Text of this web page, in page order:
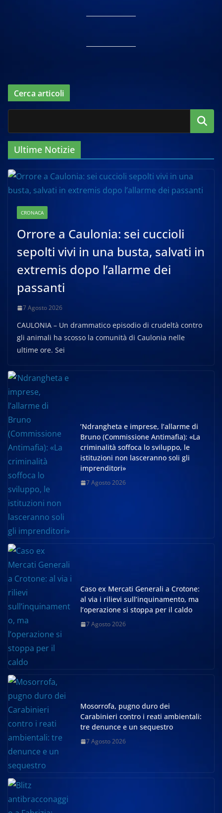
Cerca articoli
Cerca
Ultime Notizie
CRONACA
Orrore a Caulonia: sei cuccioli
sepolti vivi in una busta, salvati in
extremis dopo l’allarme dei
passanti
7 Agosto 2026
CAULONIA – Un drammatico episodio di crudeltà contro
gli animali ha scosso la comunità di Caulonia nelle
ultime ore. Sei
’Ndrangheta e imprese, l’allarme di
Bruno (Commissione Antimafia): «La
criminalità soffoca lo sviluppo, le
istituzioni non lasceranno soli gli
imprenditori»
7 Agosto 2026
Caso ex Mercati Generali a Crotone:
al via i rilievi sull’inquinamento, ma
l’operazione si stoppa per il caldo
7 Agosto 2026
Mosorrofa, pugno duro dei
Carabinieri contro i reati ambientali:
tre denunce e un sequestro
7 Agosto 2026